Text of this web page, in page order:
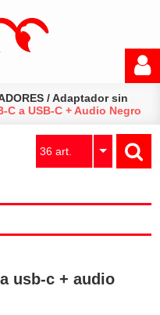
/Adaptador sin
C a USB-C + Audio Negro
36 art.
usb-c + audio